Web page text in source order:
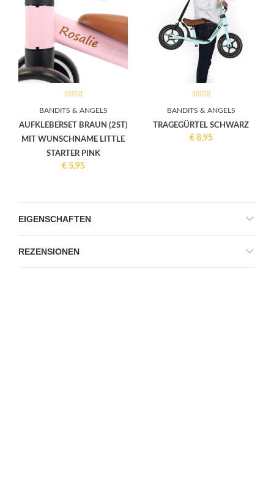
BANDITS & ANGELS
AUFKLEBERSET BRAUN (2ST)
MIT WUNSCHNAME LITTLE
STARTER PINK
€ 5,95
BANDITS & ANGELS
TRAGEGÜRTEL SCHWARZ
€ 8,95
EIGENSCHAFTEN
REZENSIONEN